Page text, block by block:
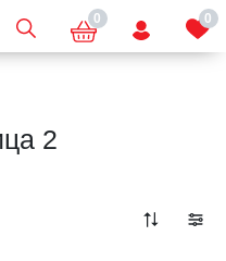
0 0
2